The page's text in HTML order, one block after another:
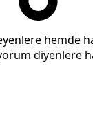
hemde
diyenlere